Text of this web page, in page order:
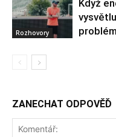
Rozhovory
Když
ZANECHAT ODPOVĚĎ